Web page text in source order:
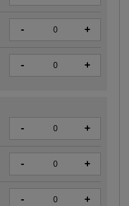
- +
- +
- +
- +
- +